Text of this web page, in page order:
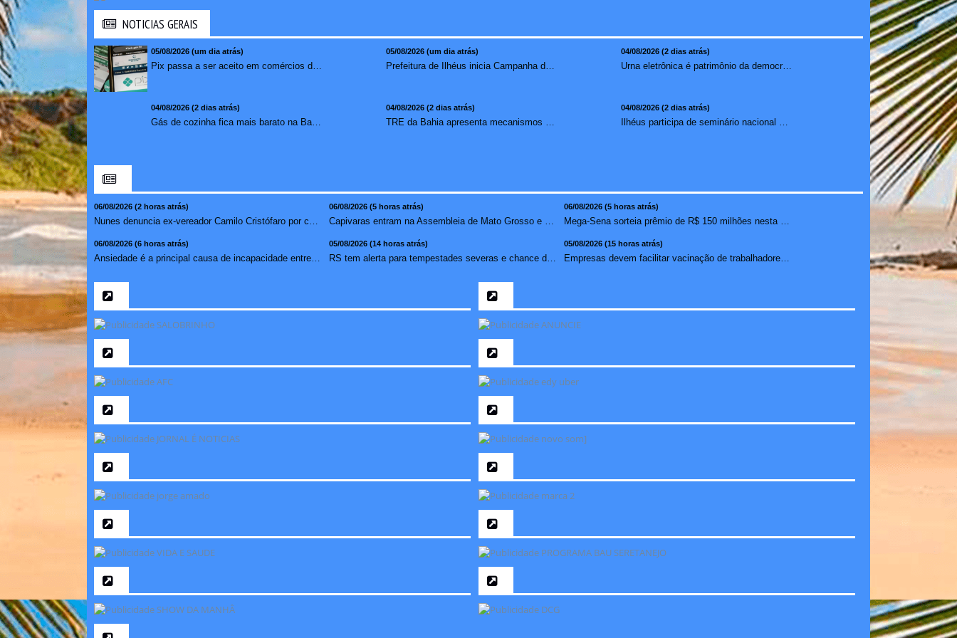
NOTICIAS GERAIS
05/08/2026 (um dia atrás)
Pix passa a ser aceito em comércios de oito países e amplia opções de pagamento para brasileiros no exterior
05/08/2026 (um dia atrás)
Prefeitura de Ilhéus inicia Campanha de Multivacinação 2026
04/08/2026 (2 dias atrás)
Urna eletrônica é patrimônio da democracia, diz presidente do TSE
04/08/2026 (2 dias atrás)
Gás de cozinha fica mais barato na Bahia após redução de 7,1%
04/08/2026 (2 dias atrás)
TRE da Bahia apresenta mecanismos de segurança das urnas e nova ordem de votação para eleições
04/08/2026 (2 dias atrás)
Ilhéus participa de seminário nacional sobre turismo sustentável e captação de investimentos
06/08/2026 (2 horas atrás)
Nunes denuncia ex-vereador Camilo Cristófaro por calúnia ...
06/08/2026 (5 horas atrás)
Capivaras entram na Assembleia de Mato Grosso e surpreendem...
06/08/2026 (5 horas atrás)
Mega-Sena sorteia prêmio de R$ 150 milhões nesta quinta-f...
06/08/2026 (6 horas atrás)
Ansiedade é a principal causa de incapacidade entre crian�...
05/08/2026 (14 horas atrás)
RS tem alerta para tempestades severas e chance de tornado ...
05/08/2026 (15 horas atrás)
Empresas devem facilitar vacinação de trabalhadores contr...